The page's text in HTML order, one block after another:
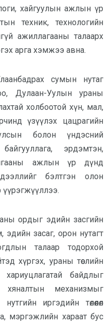
хайгуулын ажлын үр
техник, технологийн
ажиллагааны талаарх
арга хэмжээ авна.
сумын нутаг
Дулаан-Уулын ураны
холбоотой хүн, мал,
үзүүлэх цацрагийн
болон үндэсний
эрдэмтэн,
ажлын үр дүнд
бэлтгэн олон
үүрэгжүүллээ.
ордыг эдийн засгийн
эдийн засаг, орон нутагт
талаар тодорхой
хүргэх, ураны төслийн
байдлыг
хяналтын механизмыг
иргэдийн төлөөлөл
мэргэжлийн хараат бус